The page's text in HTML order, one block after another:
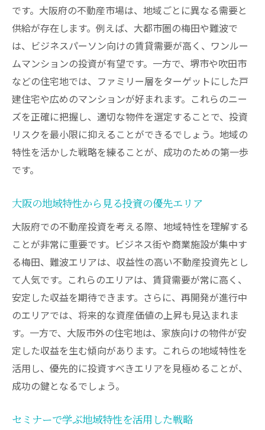
です。大阪府の不動産市場は、地域ごとに異なる需要と
供給が存在します。例えば、大都市圏の梅田や難波で
は、ビジネスパーソン向けの賃貸需要が高く、ワンルー
ムマンションの投資が有望です。一方で、堺市や吹田市
などの住宅地では、ファミリー層をターゲットにした戸
建住宅や広めのマンションが好まれます。これらのニー
ズを正確に把握し、適切な物件を選定することで、投資
リスクを最小限に抑えることができるでしょう。地域の
特性を活かした戦略を練ることが、成功のための第一歩
です。
大阪の地域特性から見る投資の優先エリア
大阪府での不動産投資を考える際、地域特性を理解する
ことが非常に重要です。ビジネス街や商業施設が集中す
る梅田、難波エリアは、収益性の高い不動産投資先とし
て人気です。これらのエリアは、賃貸需要が常に高く、
安定した収益を期待できます。さらに、再開発が進行中
のエリアでは、将来的な資産価値の上昇も見込まれま
す。一方で、大阪市外の住宅地は、家族向けの物件が安
定した収益を生む傾向があります。これらの地域特性を
活用し、優先的に投資すべきエリアを見極めることが、
成功の鍵となるでしょう。
セミナーで学ぶ地域特性を活用した戦略